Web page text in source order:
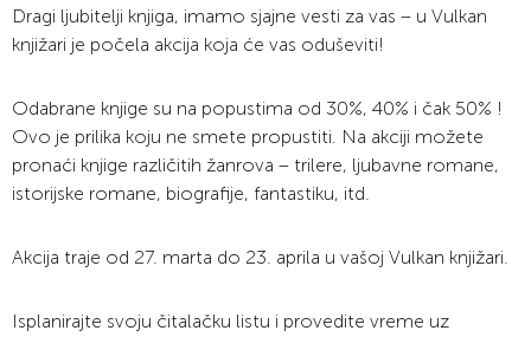
Dragi ljubitelji knjiga, imamo sjajne vesti za vas – u Vulkan
knjižari je počela akcija koja će vas oduševiti!
Odabrane knjige su na popustima od 30%, 40% i čak 50% !
Ovo je prilika koju ne smete propustiti. Na akciji možete
pronaći knjige različitih žanrova – trilere, ljubavne romane,
istorijske romane, biografije, fantastiku, itd.
Akcija traje od 27. marta do 23. aprila u vašoj Vulkan knjižari.
Isplanirajte svoju čitalačku listu i provedite vreme uz